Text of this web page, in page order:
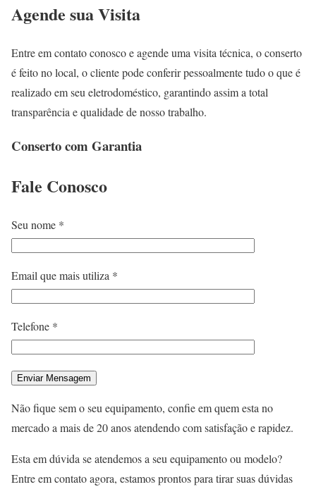
Agende sua Visita
Entre em contato conosco e agende uma visita técnica, o conserto
é feito no local, o cliente pode conferir pessoalmente tudo o que é
realizado em seu eletrodoméstico, garantindo assim a total
transparência e qualidade de nosso trabalho.
Conserto com Garantia
Fale Conosco
Seu nome *
Email que mais utiliza *
Telefone *
Não fique sem o seu equipamento, confie em quem esta no
mercado a mais de 20 anos atendendo com satisfação e rapidez.
Esta em dúvida se atendemos a seu equipamento ou modelo?
Entre em contato agora, estamos prontos para tirar suas dúvidas